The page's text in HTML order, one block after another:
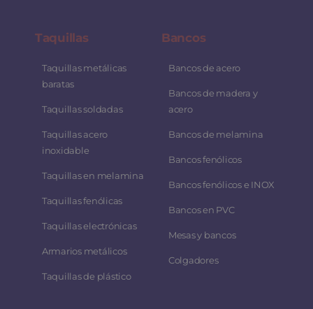
Taquillas
Taquillas metálicas
baratas
Taquillas soldadas
Taquillas acero
inoxidable
Taquillas en melamina
Taquillas fenólicas
Taquillas electrónicas
Armarios metálicos
Taquillas de plástico
Bancos
Bancos de acero
Bancos de madera y
acero
Bancos de melamina
Bancos fenólicos
Bancos fenólicos e INOX
Bancos en PVC
Mesas y bancos
Colgadores